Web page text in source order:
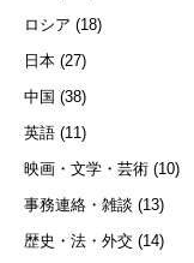
ロシア (18)
日本 (27)
中国 (38)
英語 (11)
映画・文学・芸術 (10)
事務連絡・雑談 (13)
歴史・法・外交 (14)